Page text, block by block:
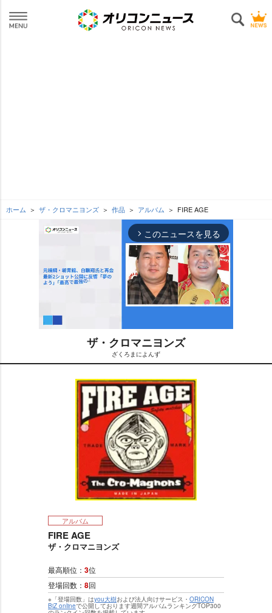
ホーム ザ・クロマニヨンズ 作品 アルバム FIRE AGE
arrow_forward_ios このニュースを見る
M
t
e
ザ・クロマニヨンズ
ざくろまによんず
アルバム
FIRE AGE
ザ・クロマニヨンズ
最高順位： 3位
登場回数： 8回
※「登場回数」はyou大樹および法人向けサービス・ ORICON
BiZ onlineで公開しております週間アルバムランキングTOP300